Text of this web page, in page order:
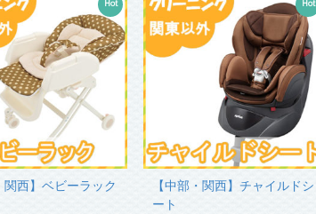
Hot
関西】ベビーラック
Hot
【中部・関西】チャイルドシ
ート